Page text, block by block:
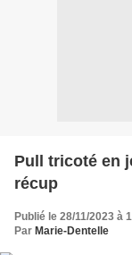
Pull tricoté en
récup
Publié le 28/11/2023 à
Par Marie-Dentelle